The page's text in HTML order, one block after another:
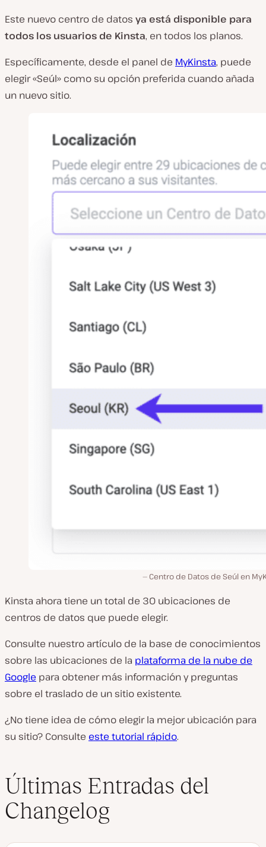
Este nuevo centro de datos ya está disponible para
todos los usuarios de Kinsta, en todos los planos.
Específicamente, desde el panel de MyKinsta, puede
elegir «Seúl» como su opción preferida cuando añada
un nuevo sitio.
Centro de Datos de Seúl en
Kinsta ahora tiene un total de 30 ubicaciones de
centros de datos que puede elegir.
Consulte nuestro artículo de la base de conocimientos
sobre las ubicaciones de la plataforma de la nube de
Google para obtener más información y preguntas
sobre el traslado de un sitio existente.
¿No tiene idea de cómo elegir la mejor ubicación para
su sitio? Consulte este tutorial rápido.
Últimas Entradas del
Changelog